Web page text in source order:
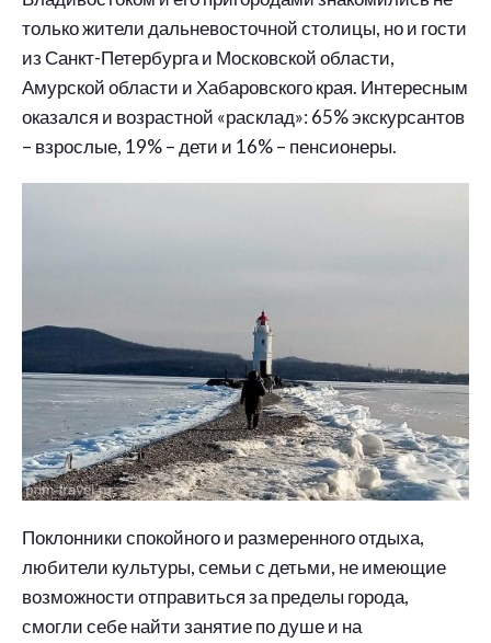
только жители дальневосточной столицы, но и гости
из Санкт-Петербурга и Московской области,
Амурской области и Хабаровского края. Интересным
оказался и возрастной «расклад»: 65% экскурсантов
– взрослые, 19% – дети и 16% – пенсионеры.
Поклонники спокойного и размеренного отдыха,
любители культуры, семьи с детьми, не имеющие
возможности отправиться за пределы города,
смогли себе найти занятие по душе и на